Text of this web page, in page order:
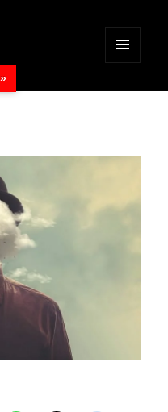
MENÜ
WIDGETS